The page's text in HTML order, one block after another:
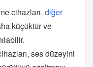
cihazları, diğer
küçüktür ve
ses düzeyini